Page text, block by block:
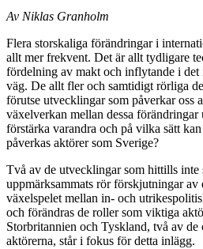
Av Niklas Granholm
Flera storskaliga förändringar i
allt mer frekvent. Det är allt tydligare
fördelning av makt och inflytande i det
väg. De allt fler och samtidigt rörliga
förutse utvecklingar som påverkar oss
växelverkan mellan dessa förändringar
förstärka varandra och på vilka sätt
påverkas aktörer som Sverige?
Två av de utvecklingar som hittills inte
uppmärksammats rör förskjutningar
växelspelet mellan in- och
och förändras de roller som viktiga
Storbritannien och Tyskland, två av de
aktörerna, står i fokus för detta inlägg.